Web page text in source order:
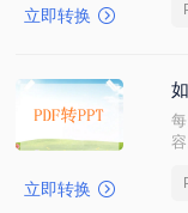
立即转换
立即转换